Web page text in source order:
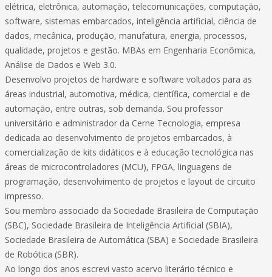
elétrica, eletrônica, automação, telecomunicações, computação,
software, sistemas embarcados, inteligência artificial, ciência de
dados, mecânica, produção, manufatura, energia, processos,
qualidade, projetos e gestão. MBAs em Engenharia Econômica,
Análise de Dados e Web 3.0.
Desenvolvo projetos de hardware e software voltados para as
áreas industrial, automotiva, médica, científica, comercial e de
automação, entre outras, sob demanda. Sou professor
universitário e administrador da Cerne Tecnologia, empresa
dedicada ao desenvolvimento de projetos embarcados, à
comercialização de kits didáticos e à educação tecnológica nas
áreas de microcontroladores (MCU), FPGA, linguagens de
programação, desenvolvimento de projetos e layout de circuito
impresso.
Sou membro associado da Sociedade Brasileira de Computação
(SBC), Sociedade Brasileira de Inteligência Artificial (SBIA),
Sociedade Brasileira de Automática (SBA) e Sociedade Brasileira
de Robótica (SBR).
Ao longo dos anos escrevi vasto acervo literário técnico e